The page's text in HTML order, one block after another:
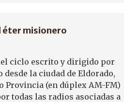
éter misionero
ciclo escrito y dirigido por
la ciudad de Eldorado,
Provincia (en dúplex AM-FM)
todas las radios asociadas a